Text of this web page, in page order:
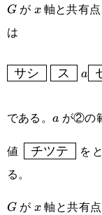
G
G が x
x軸と共有
は
\boxed{\text{
ス
サシ ス a
である。 a が②の
値 \boxed{\text{
チツテ を
る。
G
G がx
x 軸と共有